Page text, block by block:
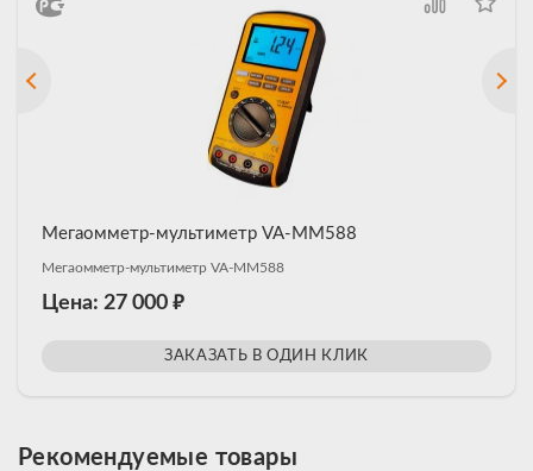
Мегаомметр-мультиметр VA-MM588
Мегаомметр-мультиметр VA-MM588
Цена: 27 000 ₽
ЗАКАЗАТЬ В ОДИН КЛИК
Рекомендуемые товары